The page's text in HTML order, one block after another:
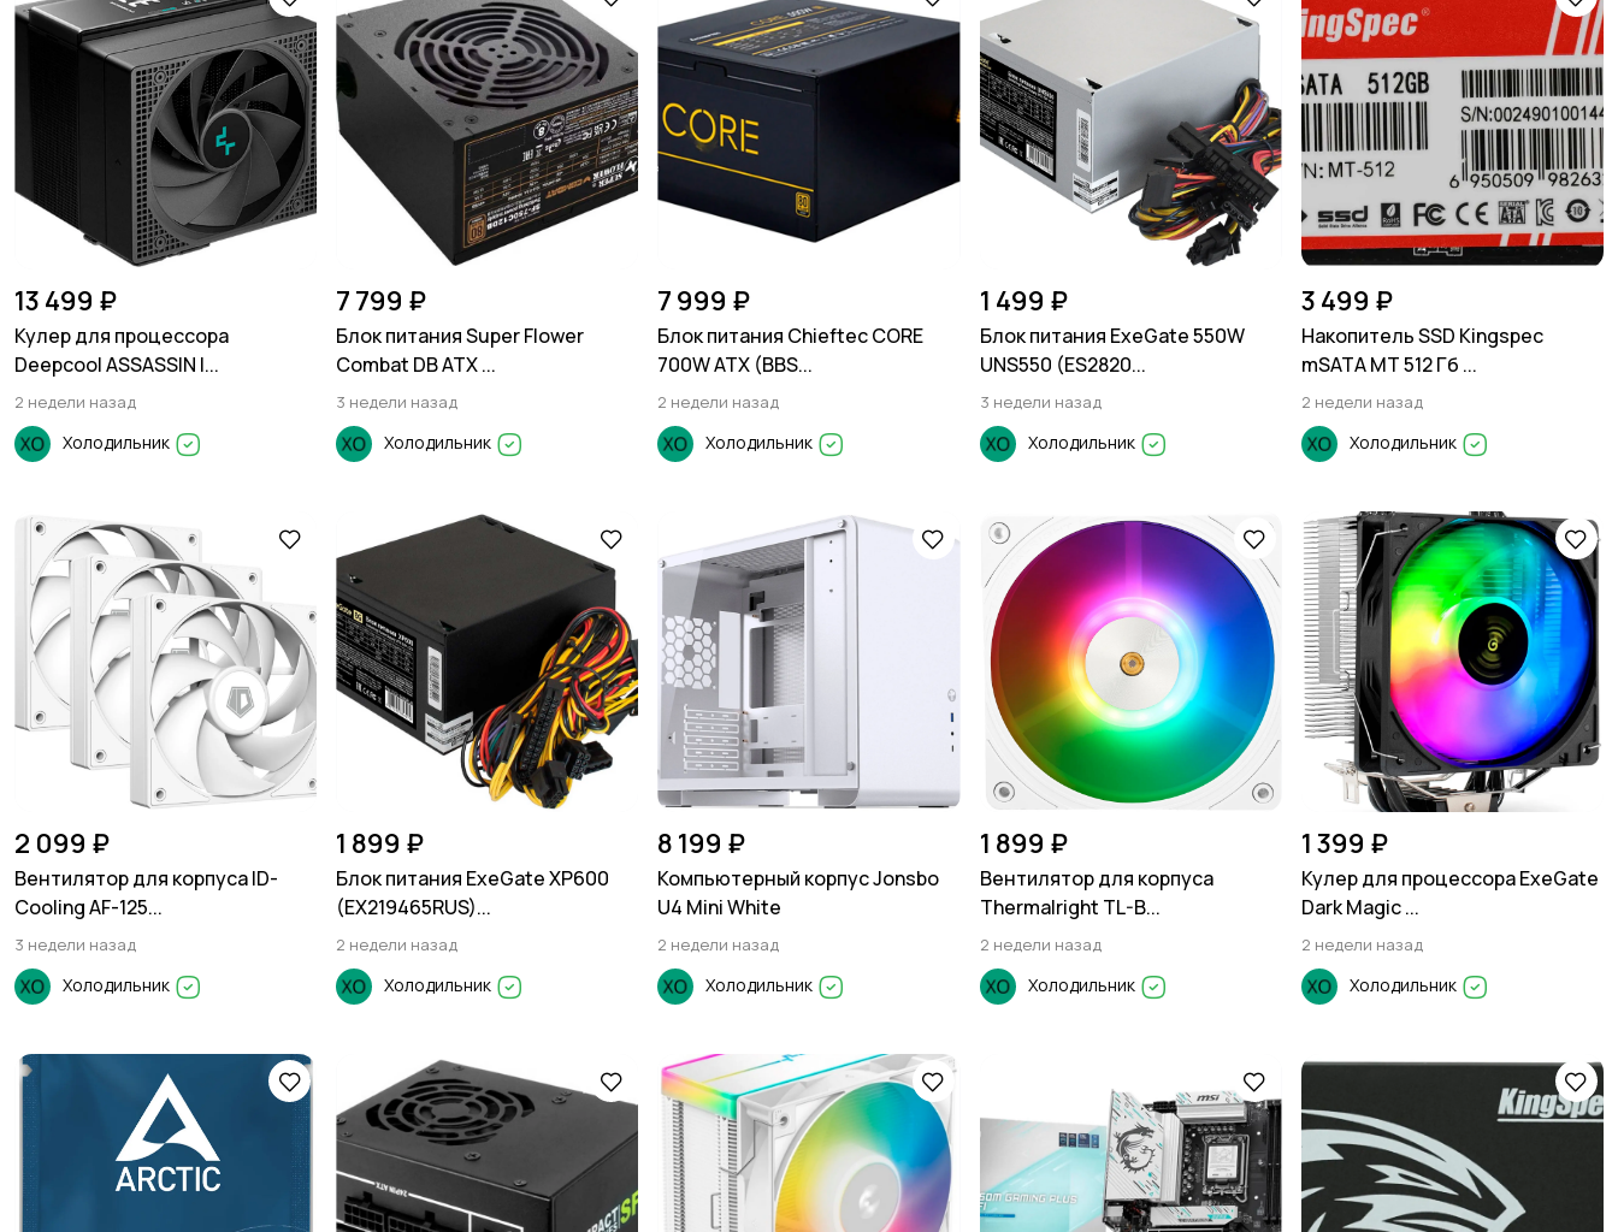
13 499 ₽
Кулер для процессора
Deepcool ASSASSIN I...
2 недели назад
Холодильник
7 799 ₽
Блок питания Super Flower
Combat DB ATX ...
3 недели назад
Холодильник
7 999 ₽
Блок питания Chieftec CORE
700W ATX (BBS...
2 недели назад
Холодильник
1 499 ₽
Блок питания ExeGate 550W
UNS550 (ES2820...
3 недели назад
Холодильник
3 499 ₽
Накопитель SSD Kingspec
mSATA MT 512 Гб ...
2 недели назад
Холодильник
2 099 ₽
Вентилятор для корпуса ID-
Cooling AF-125...
3 недели назад
Холодильник
1 899 ₽
Блок питания ExeGate XP600
(EX219465RUS)...
2 недели назад
Холодильник
8 199 ₽
Компьютерный корпус Jonsbo
U4 Mini White
2 недели назад
Холодильник
1 899 ₽
Вентилятор для корпуса
Thermalright TL-B...
2 недели назад
Холодильник
1 399 ₽
Кулер для процессора ExeGate
Dark Magic ...
2 недели назад
Холодильник